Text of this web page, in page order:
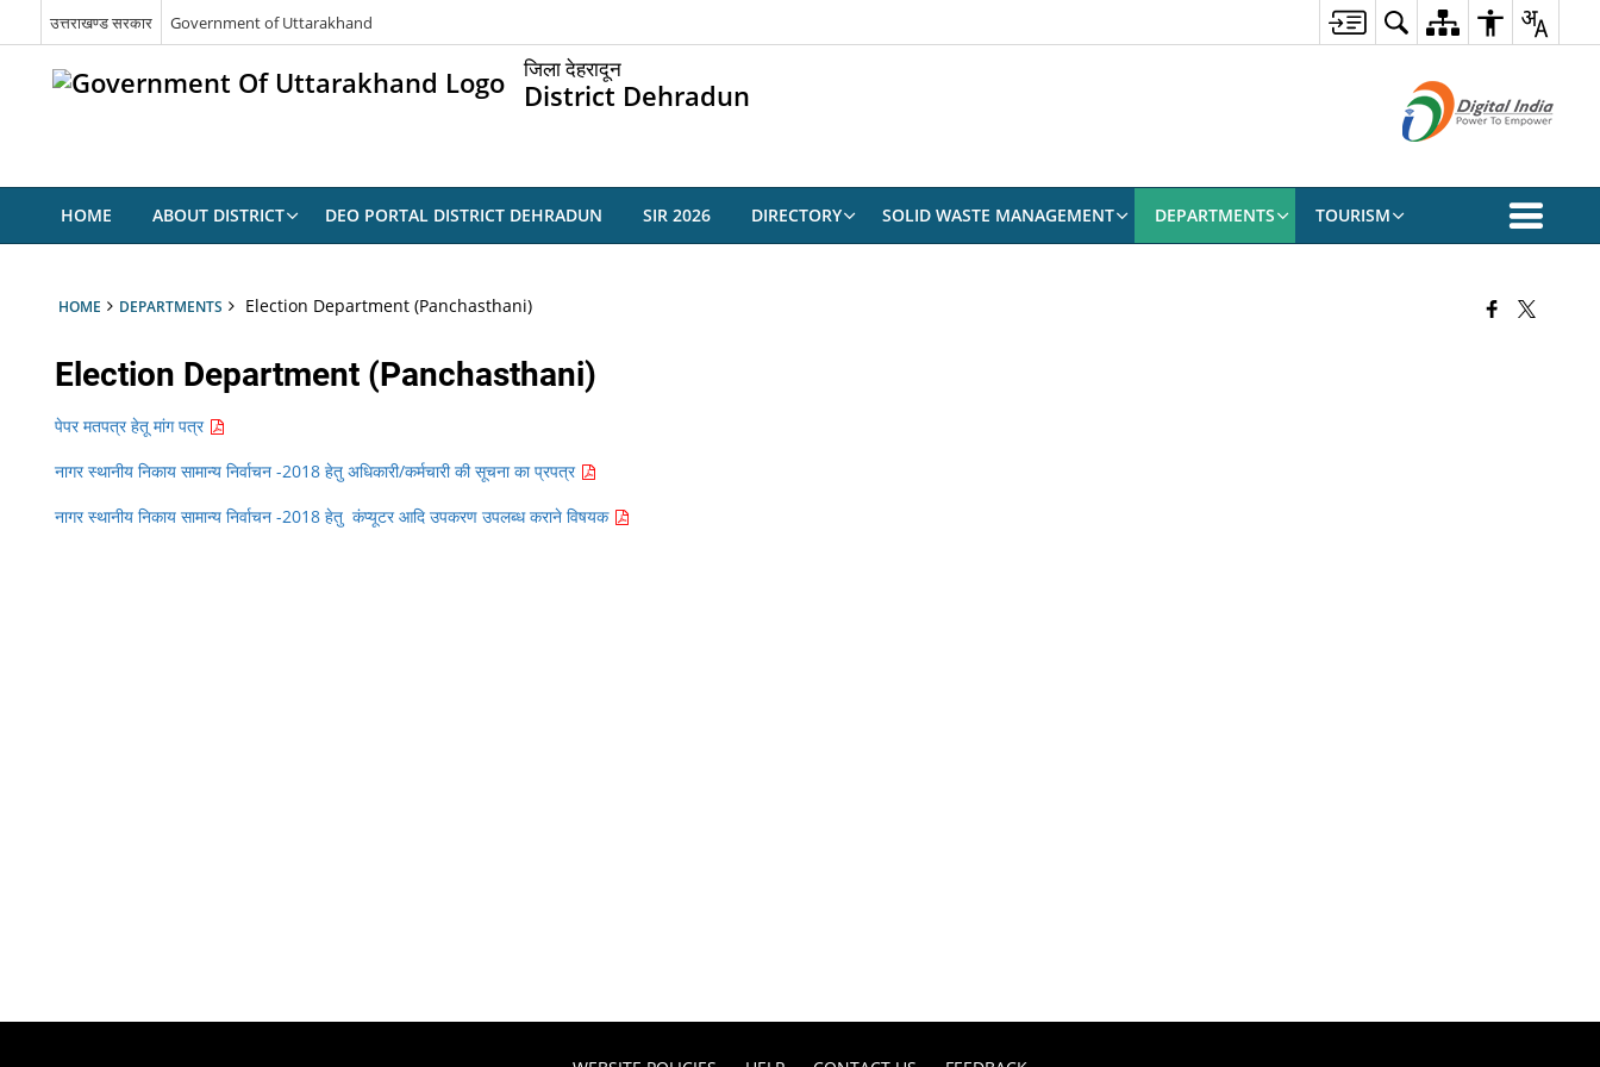
उत्तराखण्ड सरकार Government of Uttarakhand
जिला देहरादून
District Dehradun
HOME ABOUT DISTRICT DEO PORTAL DISTRICT DEHRADUN SIR 2026 DIRECTORY SOLID WASTE MANAGEMENT DEPARTMENTS TOURISM
HOME DEPARTMENTS Election Department (Panchasthani)
Election Department (Panchasthani)
पेपर मतपत्र हेतू मांग पत्र
नागर स्थानीय निकाय सामान्य निर्वाचन -2018 हेतु अधिकारी/कर्मचारी की सूचना का प्रपत्र
नागर स्थानीय निकाय सामान्य निर्वाचन -2018 हेतु कंप्यूटर आदि उपकरण उपलब्ध कराने विषयक